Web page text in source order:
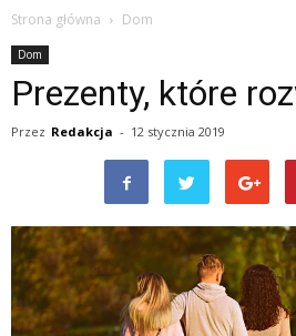
Strona główna Dom
Dom
Prezenty, które
Przez Redakcja - 12 stycznia 2019